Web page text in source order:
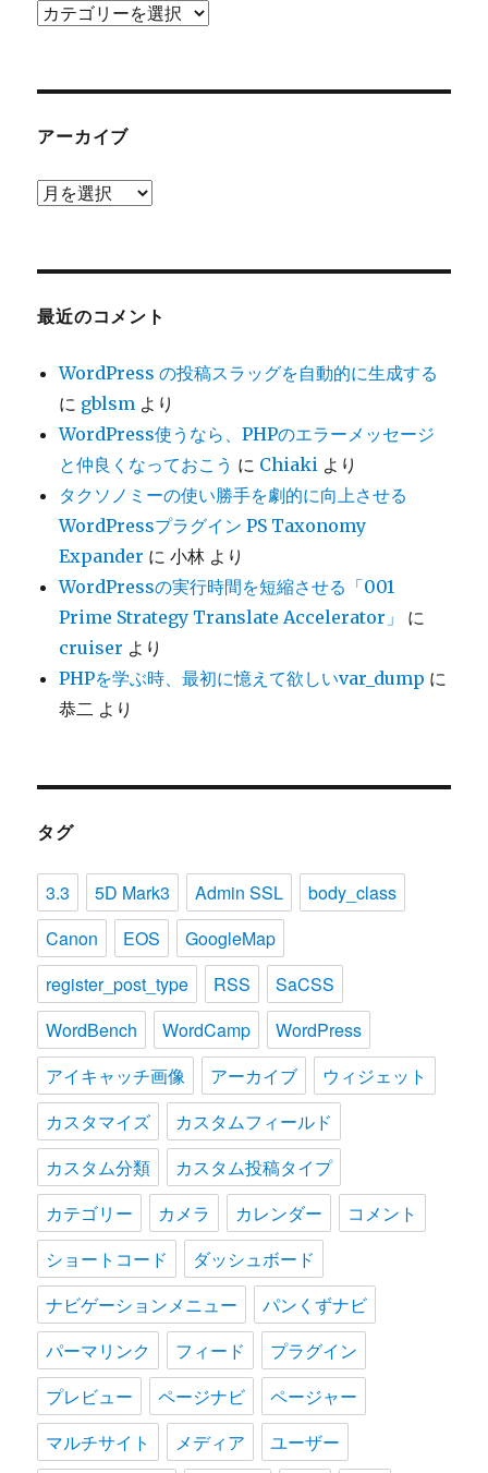
カ
ー
アーカイブ
ア
ブ
最近のコメント
WordPress の投稿スラッグを自動的に生成する
に gblsm より
WordPress使うなら、PHPのエラーメッセージ
と仲良くなっておこう に Chiaki より
タクソノミーの使い勝手を劇的に向上させる
WordPressプラグイン PS Taxonomy
Expander に小林 より
WordPressの実行時間を短縮させる「001
Prime Strategy Translate Accelerator」
に
cruiser より
PHPを学ぶ時、最初に憶えて欲しいvar_dump に
恭二 より
タグ
3.3 5D Mark3 Admin SSL
body_class
Canon
EOS
GoogleMap
register_post_type
RSS
SaCSS
WordBench
WordCamp
WordPress
アイキャッチ画像
アーカイブ
ウィジェット
カスタマイズ
カスタムフィールド
カスタム分類
カスタム投稿タイプ
カテゴリー
カメラ カレンダー
コメント
ショートコード
ダッシュボード
ナビゲーションメニュー
パンくずナビ
パーマリンク
フィード
プラグイン
プレビュー
ページナビ
ページャー
マルチサイト
メディア ユーザー